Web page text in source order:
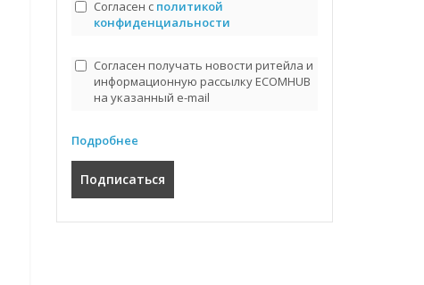
Согласен с политикой
конфиденциальности
Согласен получать новости ритейла и
информационную рассылку ECOMHUB
на указанный e-mail
Подробнее